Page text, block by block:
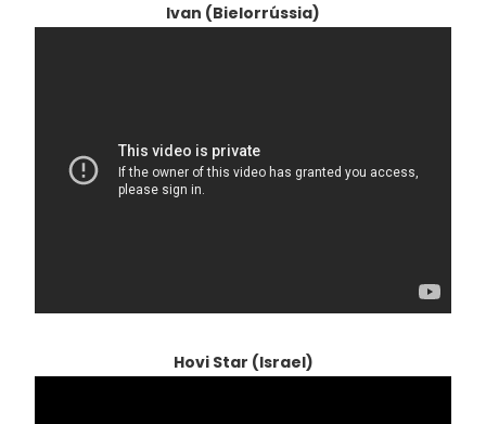
Ivan (Bielorrússia)
Hovi Star (Israel)